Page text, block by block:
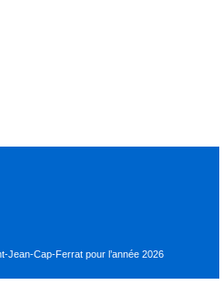
Jean-Cap-Ferrat pour l’année 2026